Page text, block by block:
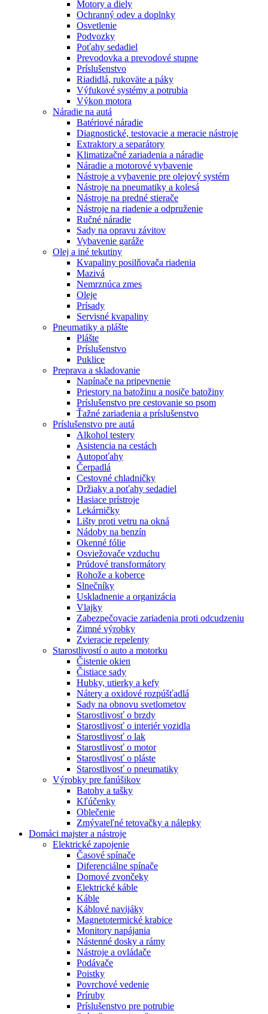
Motory a diely
Ochranný odev a doplnky
Osvetlenie
Podvozky
Poťahy sedadiel
Prevodovka a prevodové stupne
Príslušenstvo
Riadidlá, rukoväte a páky
Výfukové systémy a potrubia
Výkon motora
Náradie na autá
Batériové náradie
Diagnostické, testovacie a meracie nástroje
Extraktory a separátory
Klimatizačné zariadenia a náradie
Náradie a motorové vybavenie
Nástroje a vybavenie pre olejový systém
Nástroje na pneumatiky a kolesá
Nástroje na predné stierače
Nástroje na riadenie a odpruženie
Ručné náradie
Sady na opravu závitov
Vybavenie garáže
Olej a iné tekutiny
Kvapaliny posilňovača riadenia
Mazivá
Nemrznúca zmes
Oleje
Prísady
Servisné kvapaliny
Pneumatiky a plášte
Plášte
Príslušenstvo
Puklice
Preprava a skladovanie
Napínače na pripevnenie
Priestory na batožinu a nosiče batožiny
Príslušenstvo pre cestovanie so psom
Ťažné zariadenia a príslušenstvo
Príslušenstvo pre autá
Alkohol testery
Asistencia na cestách
Autopoťahy
Čerpadlá
Cestovné chladničky
Držiaky a poťahy sedadiel
Hasiace prístroje
Lekárničky
Lišty proti vetru na okná
Nádoby na benzín
Okenné fólie
Osviežovače vzduchu
Prúdové transformátory
Rohože a koberce
Slnečníky
Uskladnenie a organizácia
Vlajky
Zabezpečovacie zariadenia proti odcudzeniu
Zimné výrobky
Zvieracie repelenty
Starostlivostí o auto a motorku
Čistenie okien
Čistiace sady
Hubky, utierky a kefy
Nátery a oxidové rozpúšťadlá
Sady na obnovu svetlometov
Starostlivosť o brzdy
Starostlivosť o interiér vozidla
Starostlivosť o lak
Starostlivosť o motor
Starostlivosť o pláste
Starostlivosť o pneumatiky
Výrobky pre fanúšikov
Batohy a tašky
Kľúčenky
Oblečenie
Zmývateľné tetovačky a nálepky
Domáci majster a nástroje
Elektrické zapojenie
Časové spínače
Diferenciálne spínače
Domové zvončeky
Elektrické káble
Káble
Káblové navijáky
Magnetotermické krabice
Monitory napájania
Nástenné dosky a rámy
Nástroje a ovládače
Podávače
Poistky
Povrchové vedenie
Príruby
Príslušenstvo pre potrubie